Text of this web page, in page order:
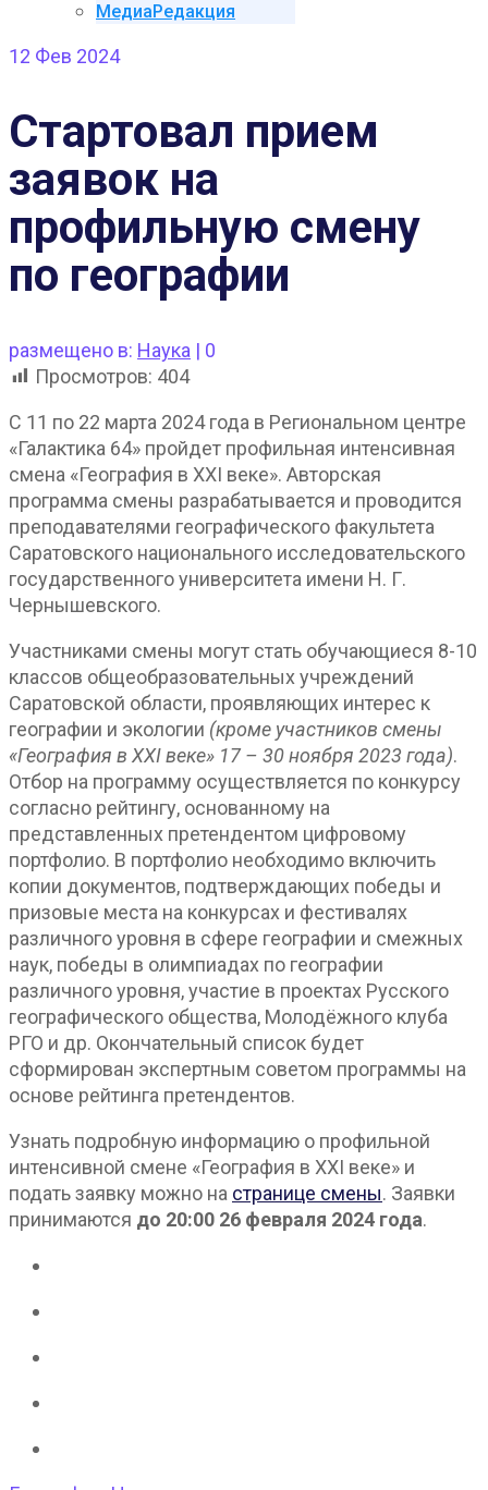
МедиаРедакция
12 Фев 2024
Стартовал прием
заявок на
профильную смену
по географии
размещено в: Наука | 0
Просмотров: 404
С 11 по 22 марта 2024 года в Региональном центре
«Галактика 64» пройдет профильная интенсивная
смена «География в XXI веке». Авторская
программа смены разрабатывается и проводится
преподавателями географического факультета
Саратовского национального исследовательского
государственного университета имени Н. Г.
Чернышевского.
Участниками смены могут стать обучающиеся 8-10
классов общеобразовательных учреждений
Саратовской области, проявляющих интерес к
географии и экологии (кроме участников смены
«География в XXIвеке» 17 – 30 ноября 2023 года).
Отбор на программу осуществляется по конкурсу
согласно рейтингу, основанному на
представленных претендентом цифровому
портфолио. В портфолио необходимо включить
копии документов, подтверждающих победы и
призовые места на конкурсах и фестивалях
различного уровня в сфере географии и смежных
наук, победы в олимпиадах по географии
различного уровня, участие в проектах Русского
географического общества, Молодёжного клуба
РГО и др. Окончательный список будет
сформирован экспертным советом программы на
основе рейтинга претендентов.
Узнать подробную информацию о профильной
интенсивной смене «География в XXI веке» и
подать заявку можно на странице смены. Заявки
принимаются до 20:00 26 февраля 2024 года.